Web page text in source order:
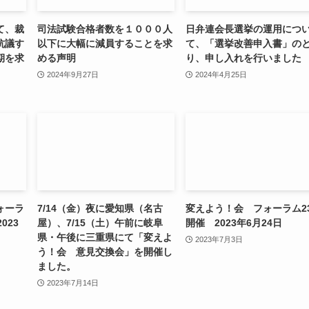
、裁
議す
を求
司法試験合格者数を１０００人
以下に大幅に減員することを求
める声明
2024年9月27日
日弁連会長選挙の運用につ
て、「選挙改善申入書」の
り、申し入れを行いました
2024年4月25日
ーラ
7/14（金）夜に愛知県（名古
屋）、7/15（土）午前に岐阜
県・午後に三重県にて「変えよ
う！会 意見交換会」を開催し
ました。
2023年7月14日
変えよう！会 フォーラム
開催 2023年6月24日
2023年7月3日